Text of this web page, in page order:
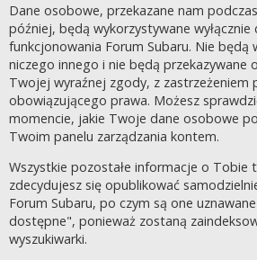
Dane osobowe, przekazane nam
później, będą wykorzystywane wyłącznie
funkcjonowania Forum Subaru. Nie będą
niczego innego i nie będą przekazywane
Twojej wyraźnej zgody, z zastrzeżeniem
obowiązującego prawa. Możesz
momencie, jakie Twoje dane osobowe
Twoim panelu zarządzania kontem.
Wszystkie pozostałe informacje o Tobie
zdecydujesz się opublikować
Forum Subaru, po czym są one
dostępne", ponieważ zostaną
wyszukiwarki.